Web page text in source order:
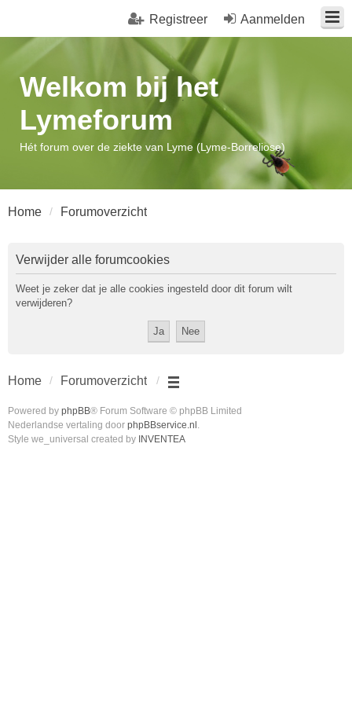
Aanmelden
Registreer
Welkom bij het
Lymeforum
Hét forum over de ziekte van Lyme (Lyme-Borreliose)
Home Forumoverzicht
Verwijder alle forumcookies
Weet je zeker dat je alle cookies ingesteld door dit forum wilt
verwijderen?
Home Forumoverzicht
Powered by phpBB® Forum Software © phpBB Limited
Nederlandse vertaling door phpBBservice.nl .
Style we_universal created by INVENTEA